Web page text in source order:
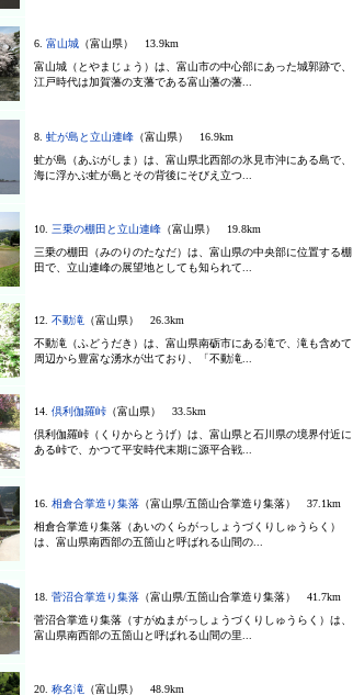
6. 富山城（富山県） 13.9km
富山城（とやまじょう）は、富山市の中心部にあった城郭跡で、
江戸時代は加賀藩の支藩である富山藩の藩...
8. 虻が島と立山連峰（富山県） 16.9km
虻が島（あぶがしま）は、富山県北西部の氷見市沖にある島で、
海に浮かぶ虻が島とその背後にそびえ立つ...
10. 三乗の棚田と立山連峰（富山県） 19.8km
三乗の棚田（みのりのたなだ）は、富山県の中央部に位置する棚
田で、立山連峰の展望地としても知られて...
12. 不動滝 （富山県） 26.3km
不動滝（ふどうだき）は、富山県南砺市にある滝で、滝も含めて
周辺から豊富な湧水が出ており、「不動滝...
14. 倶利伽羅峠（富山県） 33.5km
倶利伽羅峠（くりからとうげ）は、富山県と石川県の境界付近に
ある峠で、かつて平安時代末期に源平合戦...
16. 相倉合掌造り集落（富山県/五箇山合掌造り集落） 37.1km
相倉合掌造り集落（あいのくらがっしょうづくりしゅうらく）
は、富山県南西部の五箇山と呼ばれる山間の...
18. 菅沼合掌造り集落（富山県/五箇山合掌造り集落） 41.7km
菅沼合掌造り集落（すがぬまがっしょうづくりしゅうらく）は、
富山県南西部の五箇山と呼ばれる山間の里...
20. 称名滝 （富山県） 48.9km